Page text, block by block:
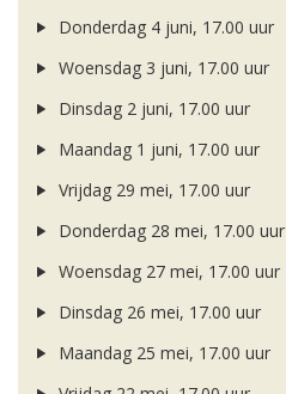
Donderdag 4 juni, 17.00 uur
Woensdag 3 juni, 17.00 uur
Dinsdag 2 juni, 17.00 uur
Maandag 1 juni, 17.00 uur
Vrijdag 29 mei, 17.00 uur
Donderdag 28 mei, 17.00 uur
Woensdag 27 mei, 17.00 uur
Dinsdag 26 mei, 17.00 uur
Maandag 25 mei, 17.00 uur